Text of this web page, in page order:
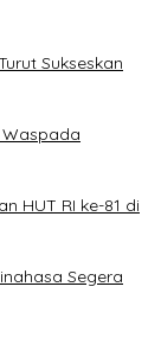
Sukseskan
HUT RI ke-81 di
Segera